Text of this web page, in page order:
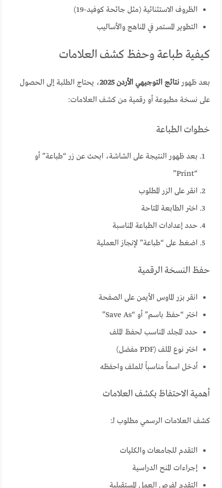
الظروف الاستثنائية (مثل جائحة كوفيد-19)
التطوير المستمر في المناهج والأساليب
كيفية طباعة وحفظ كشف العلامات
بعد ظهورنتائج التوجيهي الأردن 2025
، يحتاج الطلبة إلى الحصول
على نسخة مطبوعة أو رقمية من كشف العلامات:
خطوات الطباعة
بعد ظهور النتيجة على الشاشة، ابحث عن زر “طباعة” أو
“Print”
انقر على الزر المطلوب
اختر الطابعة المتاحة
حدد إعدادات الطباعة المناسبة
اضغط على “طباعة” لإنجاز العملية
حفظ النسخة الرقمية
انقر بزر الماوس الأيمن على الصفحة
اختر “حفظ باسم” أو “Save As”
حدد المجلد المناسب لحفظ الملف
اختر نوع الملف (PDF مفضل)
أدخل اسماً مناسباً للملف واحفظه
أهمية الاحتفاظ بكشف العلامات
كشف العلامات الرسمي مطلوب لـ:
التقدم للجامعات والكليات
إجراءات المنح الدراسية
التقدم لفرص العمل المستقبلية